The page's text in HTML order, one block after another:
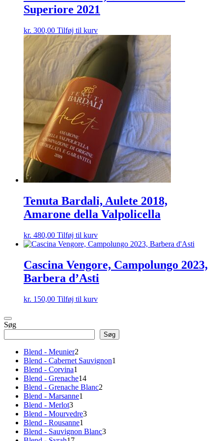
Superiore 2021
kr. 300,00 Tilføj til kurv
Tenuta Bardali, Aulete 2018,
Amarone della Valpolicella
kr. 480,00 Tilføj til kurv
Cascina Vengore, Campolungo 2023,
Barbera d’Asti
kr. 150,00 Tilføj til kurv
Søg
Søg
Blend - Meunier2
varer
Blend - Cabernet Sauvignon1
Blend - Corvina1
vare
Blend - Grenache1414
varer
Blend - Grenache Blanc2
Blend - Marsanne1
Blend - Merlot33
varer
Blend - Mourvedre33
Blend - Rousanne1
vare
Blend - Sauvignon Blanc33